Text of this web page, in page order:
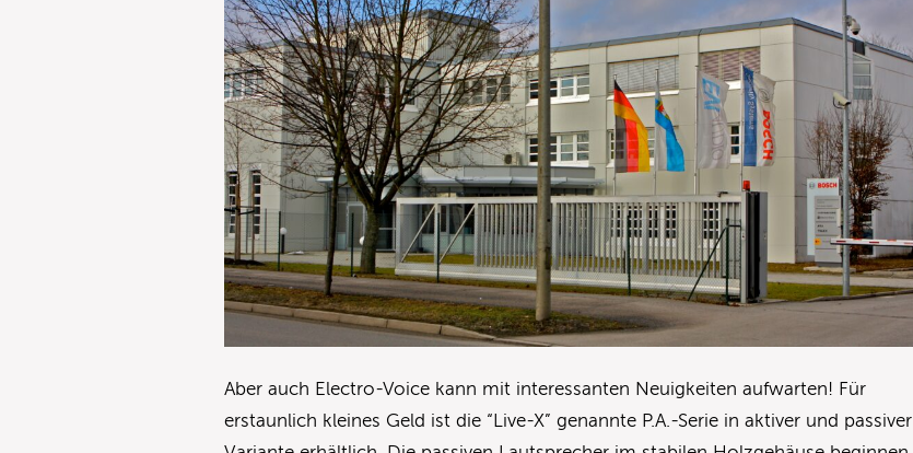
Aber auch Electro-Voice kann mit interessanten Neuigkeiten aufwarten! Für
erstaunlich kleines Geld ist die “Live-X” genannte P.A.-Serie in aktiver und passiver